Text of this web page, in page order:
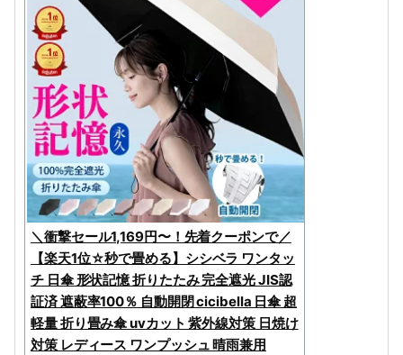
＼衝撃セール1,169円〜！先着クーポンで／
【楽天1位☆秒で畳める】シシベラ ワンタッ
チ 日傘 形状記憶 折りたたみ 完全遮光 JIS認
証済 遮蔽率100％ 自動開閉 cicibella 日傘 超
軽量 折り畳み傘 uvカット 紫外線対策 日焼け
対策 レディース ワンプッシュ 晴雨兼用